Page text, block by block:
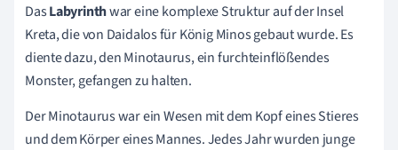
DasLabyrinthwar eine komplexe Struktur auf der Insel
Kreta, die von Daidalos für König Minos gebaut wurde. Es
diente dazu, den Minotaurus, ein furchteinflößendes
Monster, gefangen zu halten.
Der Minotaurus war ein Wesen mit dem Kopf eines Stieres
und dem Körper eines Mannes. Jedes Jahr wurden junge